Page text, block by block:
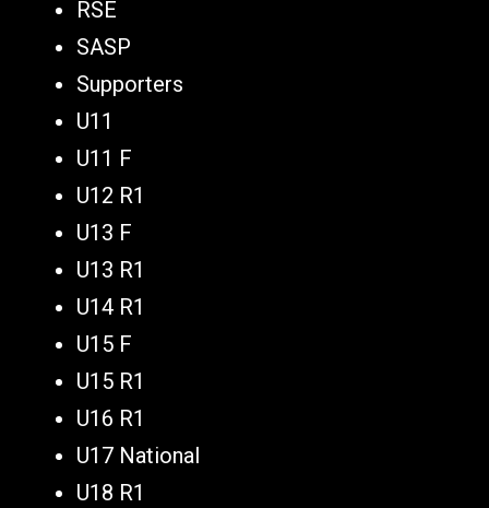
RSE
SASP
Supporters
U11
U11 F
U12 R1
U13 F
U13 R1
U14 R1
U15 F
U15 R1
U16 R1
U17 National
U18 R1